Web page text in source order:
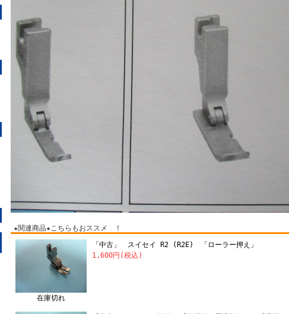
★関連商品★こちらもおススメ ！
在庫切れ
「中古」 スイセイ R2 (R2E) 「ローラー押え」
1,600円(税込)